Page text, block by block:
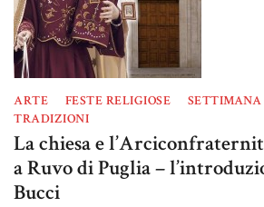
ARTE FESTE RELIGIOSE
TRADIZIONI
La chiesa e
a Ruvo di Puglia –
Bucci